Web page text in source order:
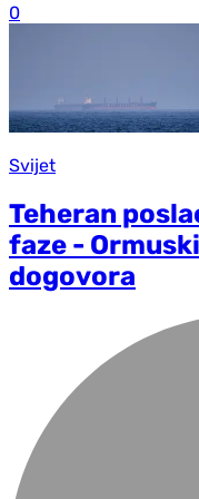
0
Svijet
Teheran
faze -
dogovora